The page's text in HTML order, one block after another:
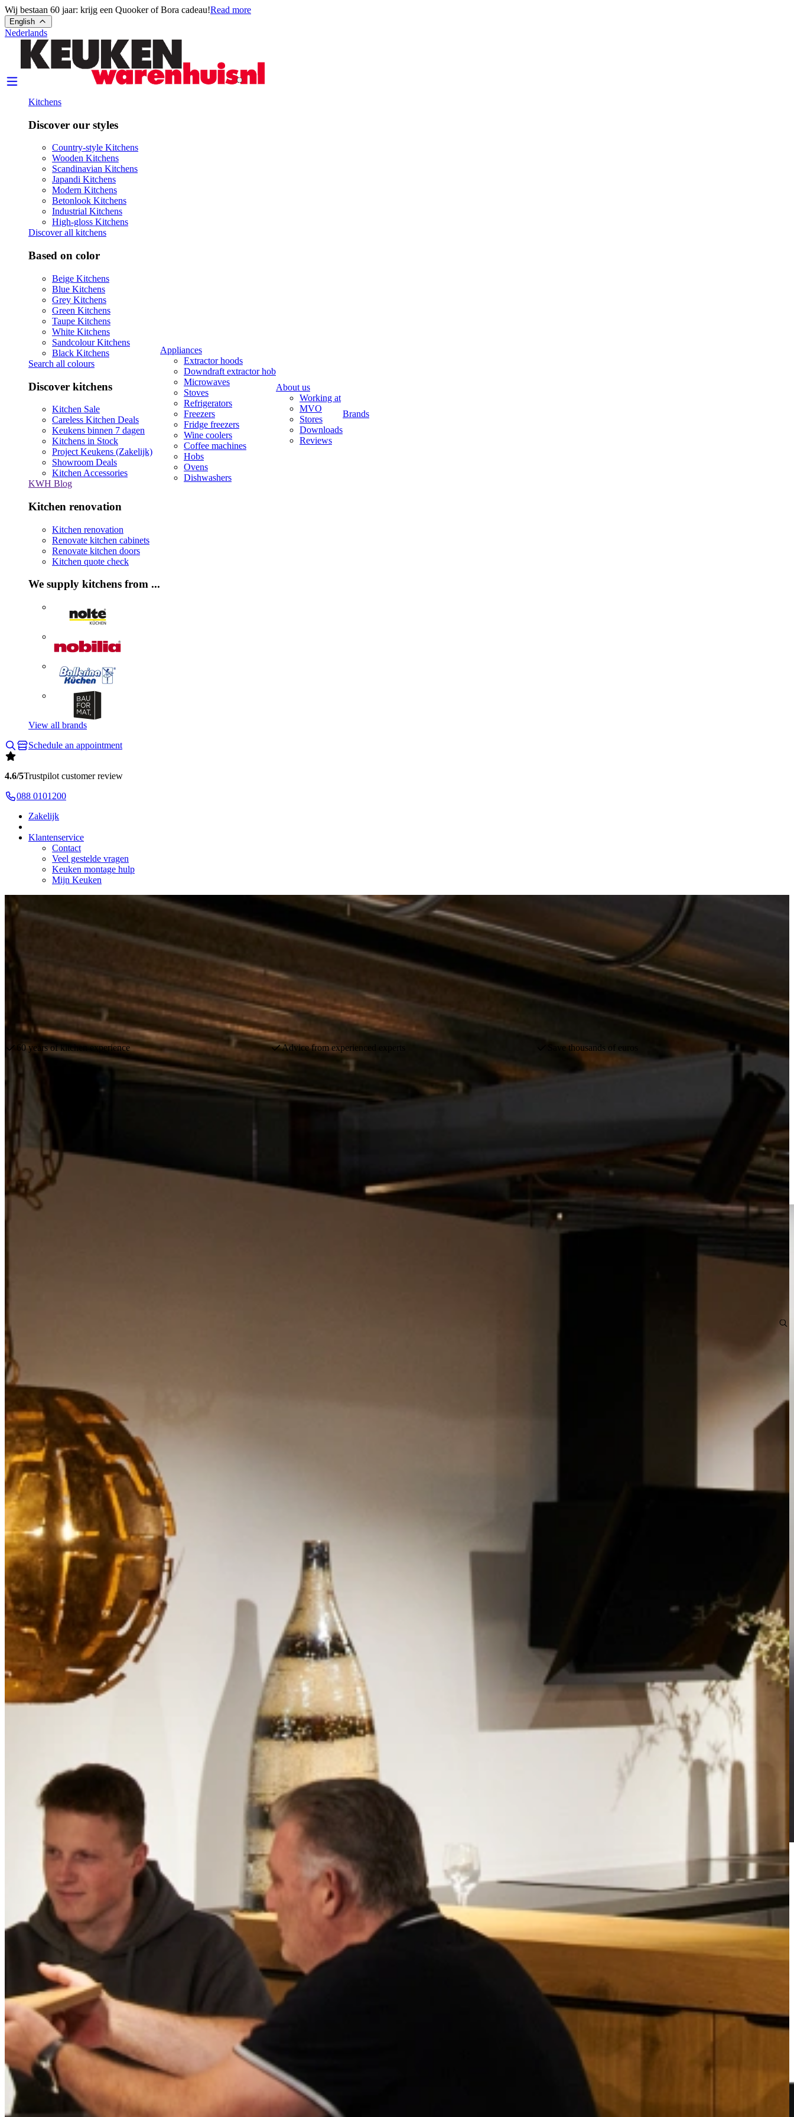
Wij bestaan 60 jaar: krijg een Quooker of Bora cadeau!Read more
English
Nederlands
Kitchens
Discover our styles
Country-style Kitchens
Wooden Kitchens
Scandinavian Kitchens
Japandi Kitchens
Modern Kitchens
Betonlook Kitchens
Industrial Kitchens
High-gloss Kitchens
Discover all kitchens
Based on color
Beige Kitchens
Blue Kitchens
Grey Kitchens
Green Kitchens
Taupe Kitchens
White Kitchens
Sandcolour Kitchens
Black Kitchens
Search all colours
Discover kitchens
Kitchen Sale
Careless Kitchen Deals
Keukens binnen 7 dagen
Kitchens in Stock
Project Keukens (Zakelijk)
Showroom Deals
Kitchen Accessories
KWH Blog
Kitchen renovation
Kitchen renovation
Renovate kitchen cabinets
Renovate kitchen doors
Kitchen quote check
We supply kitchens from ...
View all brands
Appliances
Extractor hoods
Downdraft extractor hob
Microwaves
Stoves
Refrigerators
Freezers
Fridge freezers
Wine coolers
Coffee machines
Hobs
Ovens
Dishwashers
About us
Working at
MVO
Stores
Downloads
Reviews
Brands
Schedule an appointment
4.6/5Trustpilot customer review
088 0101200
Zakelijk
Klantenservice
Contact
Veel gestelde vragen
Keuken montage hulp
Mijn Keuken
Microwaves
Advice from experienced experts Save thousands of euros
Largest showrooms in the Netherlands
Wat is belangrijk bij het kiezen van de juiste magnetron
De keuze is groot, maar wat is écht belangrijk
voor een strakke, geïntegreerde look, een
vrijstaand model
voor extra grill- en bakmogelijkheden.
Let daarnaast op
. Een ruime magnetron met voldoende wattage verwarmt je gerechten snel en gelijkmatig, terwijl kleinere modellen perfect zijn voor compacte keukens of
eenpersoonshuishoudens. Extra functies zoals ontdooien, grillen of automatische programma’s maken koken en opwarmen nog eenvoudiger.
Ookdesign en gebruiksgemak
spelen een grote rol. Kies een afwerking die past bij je keuken, zoals roestvrij staal of glas, en let op een intuïtieve bediening. Zo combineer je stijl met comfort en haal je een
magnetron in huis die perfect aansluit bij jouw dagelijks koken.
Magnetrons bij Keukenwarenhuis.nl
Onze apparaat specialisten staan voor u klaar
Keukenwarenhuis.nl
begrijpen we dat het kiezen van het juiste model veel vragen oproept: Welke grootte past bij mijn gezin? Wil ik een vrijstaand of inbouwmodel? Heb ik een combi-magnetron nodig met
grill- of bakfunctie? Daarom bieden wij een
breed assortiment aan magnetrons
, van compacte modellen voor kleine keukens tot ruime combi-magnetrons voor de fanatieke thuiskok.
Wij zorgen ervoor dat je
altijd vindt wat je zoekt
. Elk model in onze collectie is zorgvuldig geselecteerd op kwaliteit, gebruiksgemak en design. Dankzij onze overzichtelijke productpagina’s, duidelijke filters en
uitgebreide productinformatie kun je eenvoudig vergelijken en kiezen welke magnetron het beste bij jouw keuken en kookstijl past. Zo wordt het maken van de juiste keuze een stuk makkelijker.
Neem contact op met een van onze specialisten voor het juiste advies op maat:
Advies op maat